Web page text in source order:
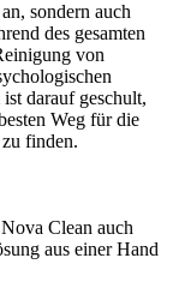
sondern auch
des gesamten
von
darauf geschult,
Weg für die
finden.
Clean auch
aus einer Hand